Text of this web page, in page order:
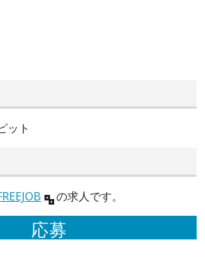
ット
の求人です。
応募